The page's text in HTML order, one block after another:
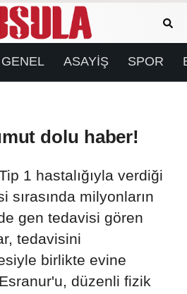
GENEL ASAYİŞ SPOR
dolu haber!
1 hastalığıyla verdiği
sırasında milyonların
gen tedavisi gören
tedavisini
birlikte evine
düzenli fizik